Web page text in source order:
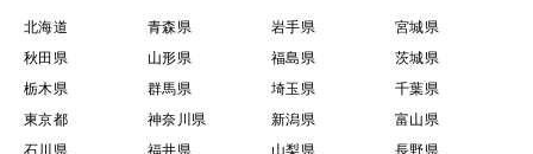
北海道 青森県 岩手県
宮城県
秋田県
山形県 福島県
茨城県
栃木県
群馬県 埼玉県
千葉県
東京都
神奈川県 新潟県
富山県
石川県
福井県 山梨県
長野県